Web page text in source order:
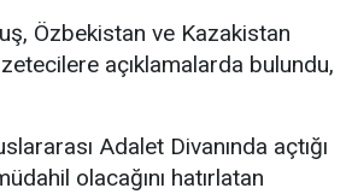
Özbekistan ve Kazakistan
açıklamalarda bulundu,
Adalet Divanında açtığı
olacağını hatırlatan